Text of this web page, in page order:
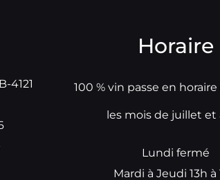
4121
Horaire
100 % vin passe en
les mois de juillet et
Lundi fermé
Mardi à Jeudi 13h à